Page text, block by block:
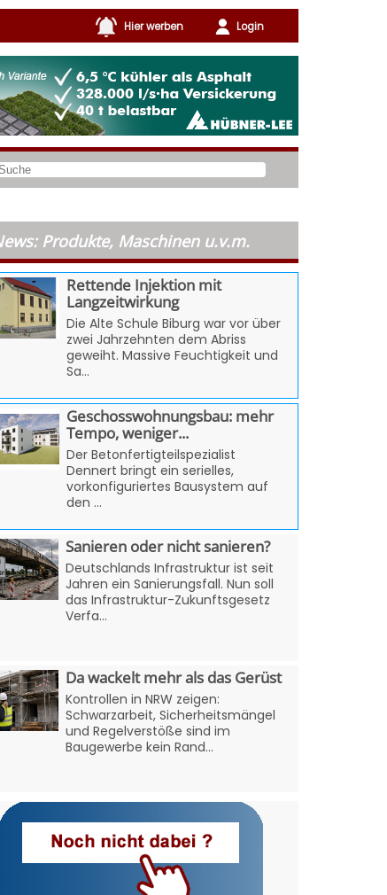
Hier werben Login
Produkte, Maschinen u.v.m.
Rettende Injektion mit
Langzeitwirkung
Die Alte Schule Biburg war vor über
zwei Jahrzehnten dem Abriss
geweiht. Massive Feuchtigkeit und
Sa...
Geschosswohnungsbau: mehr
Tempo, weniger...
Der Betonfertigteilspezialist
Dennert bringt ein serielles,
vorkonfiguriertes Bausystem auf
den ...
Sanieren oder nicht sanieren?
Deutschlands Infrastruktur ist seit
Jahren ein Sanierungsfall. Nun soll
das Infrastruktur-Zukunftsgesetz
Verfa...
Da wackelt mehr als das Gerüst
Kontrollen in NRW zeigen:
Schwarzarbeit, Sicherheitsmängel
und Regelverstöße sind im
Baugewerbe kein Rand...